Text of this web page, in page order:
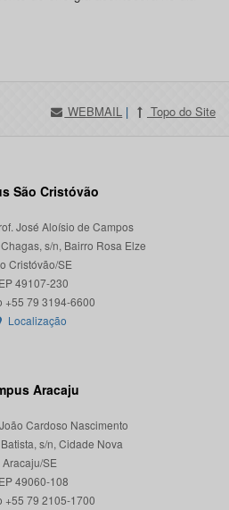
WEBMAIL | Topo do Site
São Cristóvão
José Aloísio de Campos
s/n, Bairro Rosa Elze
Cristóvão/SE
49107-230
Localização
Aracaju
Cardoso Nascimento
s/n, Cidade Nova
Aracaju/SE
49060-108